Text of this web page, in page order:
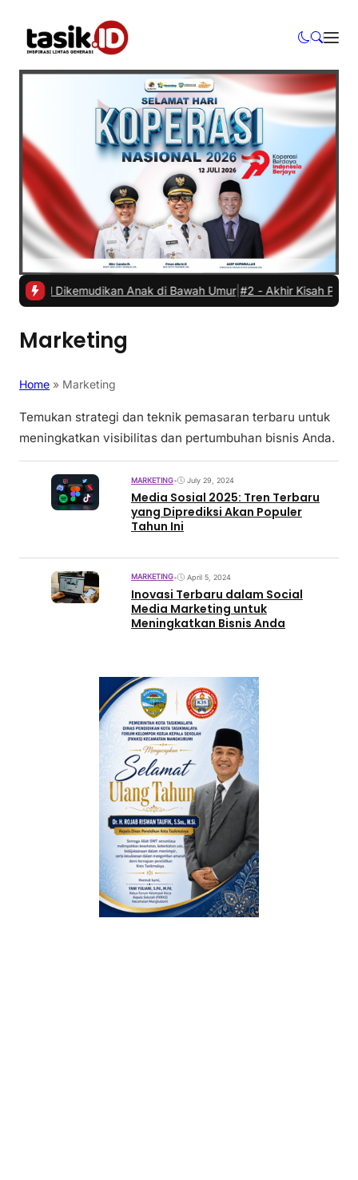
Dikemudikan Anak di Bawah Umur |#2 -Akhir Kisah Pegawai
Marketing
Home » Marketing
Temukan strategi dan teknik pemasaran terbaru untuk
meningkatkan visibilitas dan pertumbuhan bisnis Anda.
MARKETING• July 29, 2024
Media Sosial 2025: Tren Terbaru
yang Diprediksi Akan Populer
Tahun Ini
MARKETING• April 5, 2024
Inovasi Terbaru dalam Social
Media Marketing untuk
Meningkatkan Bisnis Anda